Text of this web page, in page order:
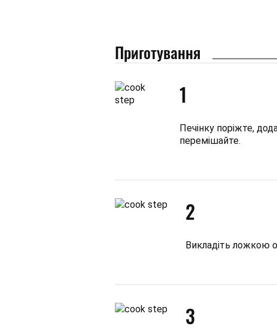
Приготування
1
Печінку поріжте,
перемішайте.
2
Викладіть ложкою
3